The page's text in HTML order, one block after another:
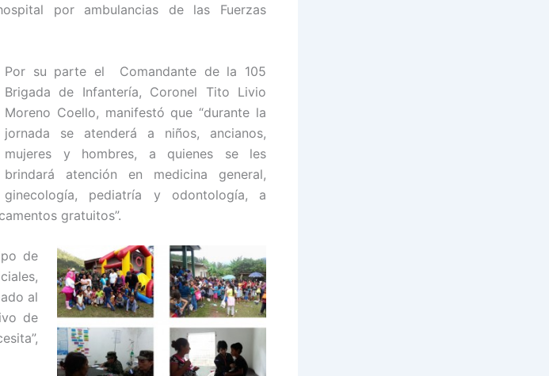
por ambulancias de las Fuerzas
Por su parte el Comandante de la 105
Brigada de Infantería, Coronel Tito Livio
Moreno Coello, manifestó que “durante la
jornada se atenderá a niños, ancianos,
mujeres y hombres, a quienes se les
brindará atención en medicina general,
ginecología, pediatría y odontología, a
gratuitos”.
de
al
de